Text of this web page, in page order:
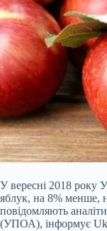
У вересні 2018 року
яблук, на 8% менше,
повідомляють
(УПОА), інформує